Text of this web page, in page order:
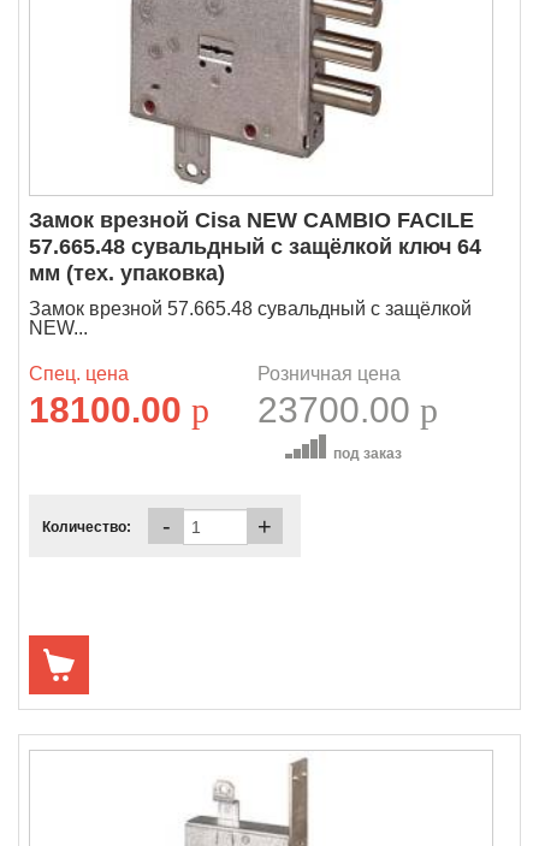
Замок врезной Cisa NEW CAMBIO FACILE
57.665.48 сувальдный с защёлкой ключ 64
мм (тех. упаковка)
Замок врезной 57.665.48 сувальдный с защёлкой
NEW...
Спец. цена
18100.00 p
Розничная цена
23700.00 p
под заказ
Количество: - +